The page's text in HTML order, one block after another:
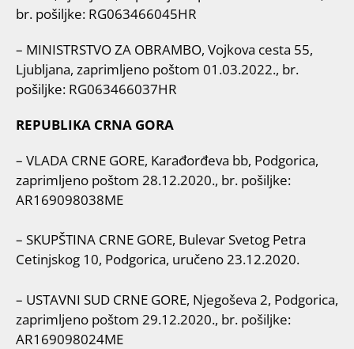
br. pošiljke: RG063466045HR
– MINISTRSTVO ZA OBRAMBO, Vojkova cesta 55,
Ljubljana, zaprimljeno poštom 01.03.2022., br.
pošiljke: RG063466037HR
REPUBLIKA CRNA GORA
– VLADA CRNE GORE, Karađorđeva bb, Podgorica,
zaprimljeno poštom 28.12.2020., br. pošiljke:
AR169098038ME
– SKUPŠTINA CRNE GORE, Bulevar Svetog Petra
Cetinjskog 10, Podgorica, uručeno 23.12.2020.
– USTAVNI SUD CRNE GORE, Njegoševa 2, Podgorica,
zaprimljeno poštom 29.12.2020., br. pošiljke:
AR169098024ME